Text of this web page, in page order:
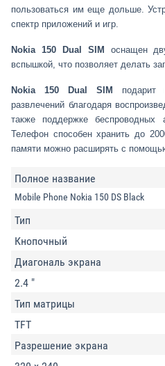
пользоваться им еще дольше.
спектр приложений и игр.
Nokia 150 Dual SIM
оснащен
вспышкой, что позволяет делать
Nokia 150 Dual SIM
подарит
развлечений благодаря
также поддержке беспроводных
Телефон способен хранить до
памяти можно расширять с
Полное название
Mobile Phone Nokia 150 DS Black
Тип
Кнопочный
Диагональ экрана
2.4 "
Тип матрицы
TFT
Разрешение экрана